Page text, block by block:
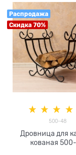
Распродажа
Скидка 70%
500-48
Дровница для
кованая